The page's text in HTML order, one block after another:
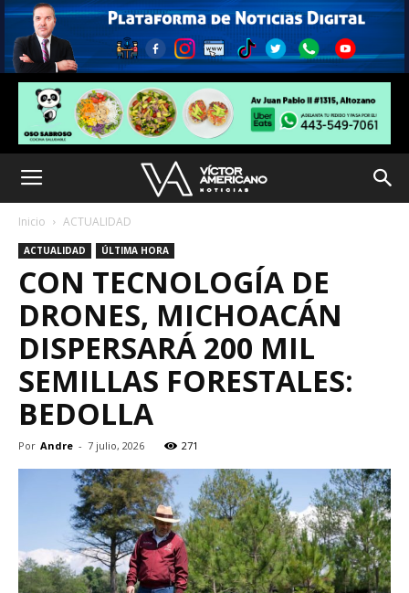
Inicio ACTUALIDAD
ACTUALIDAD ÚLTIMA HORA
CON TECNOLOGÍA DE
DRONES, MICHOACÁN
DISPERSARÁ 200 MIL
SEMILLAS FORESTALES:
BEDOLLA
Por Andre - 7 julio, 2026 271